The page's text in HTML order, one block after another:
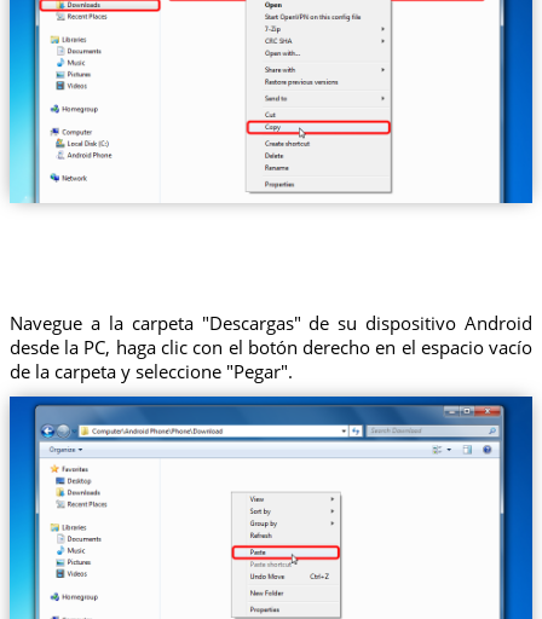
Navegue a la carpeta "Descargas" de su dispositivo Android
desde la PC, haga clic con el botón derecho en el espacio vacío
de la carpeta y seleccione "Pegar".